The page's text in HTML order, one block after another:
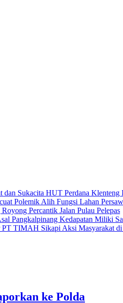
HUT Perdana Klenteng
Polemik Alih Fungsi Lahan
Percantik Jalan Pulau Pelepas
Pangkalpinang Kedapatan Miliki
PT TIMAH Sikapi Aksi Masyarakat
ke Polda